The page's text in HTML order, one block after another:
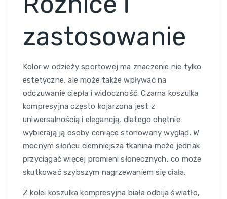
zastosowanie
Kolor w odzieży sportowej ma znaczenie nie tylko
estetyczne, ale może także wpływać na
odczuwanie ciepła i widoczność. Czarna koszulka
kompresyjna często kojarzona jest z
uniwersalnością i elegancją, dlatego chętnie
wybierają ją osoby ceniące stonowany wygląd. W
mocnym słońcu ciemniejsza tkanina może jednak
przyciągać więcej promieni słonecznych, co może
skutkować szybszym nagrzewaniem się ciała.
Z kolei koszulka kompresyjna biała odbija światło,